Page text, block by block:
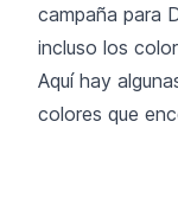
campaña para
incluso los
Aquí hay
colores que